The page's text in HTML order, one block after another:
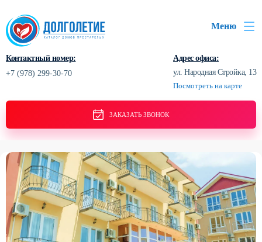
Адрес офиса:
ул. Народная Стройка, 13
Посмотреть на карте
Контактный номер:
+7 (978) 299-30-70
Меню
ЗАКАЗАТЬ ЗВОНОК